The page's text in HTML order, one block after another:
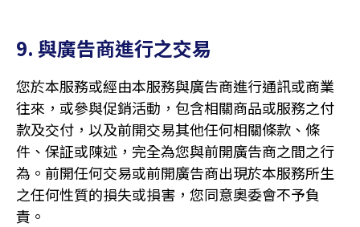
9. 與廣告商進行之交易
您於本服務或經由本服務與廣告商進行通訊或商業
往來，或參與促銷活動，包含相關商品或服務之付
款及交付，以及前開交易其他任何相關條款、條
件、保証或陳述，完全為您與前開廣告商之間之行
為。前開任何交易或前開廣告商出現於本服務所生
之任何性質的損失或損害，您同意奧委會不予負
責。